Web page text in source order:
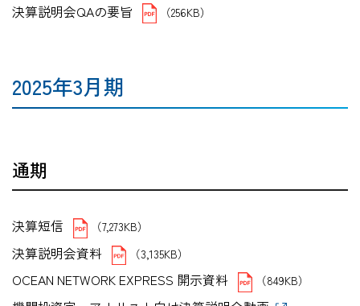
決算説明会QAの要旨
（256KB）
2025年3月期
通期
決算短信 （7,273KB）
決算説明会資料 （3,135KB）
OCEAN NETWORK EXPRESS 開示資料 （849KB）